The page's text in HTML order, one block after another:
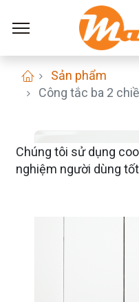
Sản phẩm
Công tắc ba 2
Chúng tôi sử dụng
nghiệm người dùng